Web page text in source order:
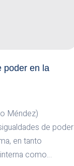
poder en la
Méndez)
de poder
en tanto
como…